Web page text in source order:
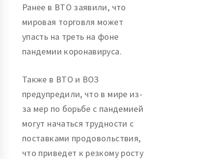
Ранее в ВТО заявили, что
мировая торговля может
упасть на треть на фоне
пандемии коронавируса.
Также в ВТО и ВОЗ
предупредили, что в мире из-
за мер по борьбе с пандемией
могут начаться трудности с
поставками продовольствия,
что приведет к резкому росту